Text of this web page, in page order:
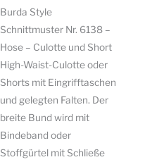
Burda Style
Schnittmuster Nr. 6138 –
Hose – Culotte und Short
High-Waist-Culotte oder
Shorts mit Eingrifftaschen
und gelegten Falten. Der
breite Bund wird mit
Bindeband oder
Stoffgürtel mit Schließe